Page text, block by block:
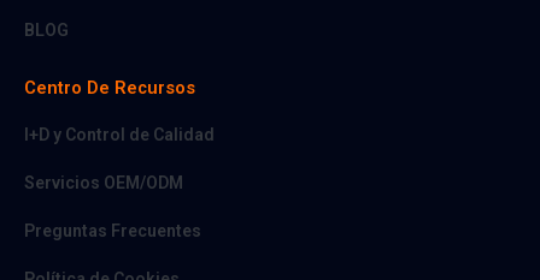
BLOG
Centro De Recursos
I+D y Control de Calidad
Servicios OEM/ODM
Preguntas Frecuentes